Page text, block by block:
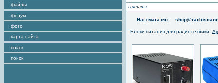
файлы
форум
фото
карта сайта
поиск
поиск
Цитата
Наш магазин:
Блоки питания для радиотехники: